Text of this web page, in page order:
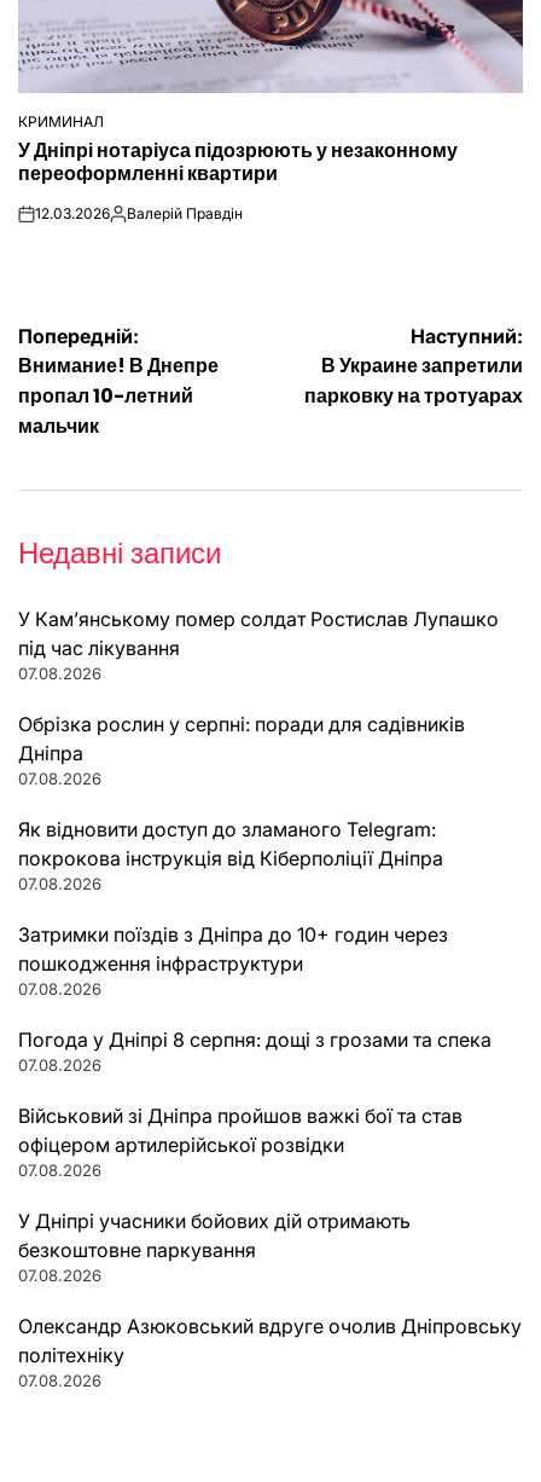
ОПУБЛІКУВАТИ
У
КРИМИНАЛ
У Дніпрі нотаріуса підозрюють у незаконному
переоформленні квартири
on12.03.2026Опубліковано
Валерій Правдін
Навігація
записів
Попередній:
Внимание! В Днепре
пропал 10-летний
мальчик
Наступний:
В Украине запретили
парковку на тротуарах
Недавні записи
У Кам’янському помер солдат Ростислав Лупашко
під час лікування
07.08.2026
Обрізка рослин у серпні: поради для садівників
Дніпра
07.08.2026
Як відновити доступ до зламаного Telegram:
покрокова інструкція від Кіберполіції Дніпра
07.08.2026
Затримки поїздів з Дніпра до 10+ годин через
пошкодження інфраструктури
07.08.2026
Погода у Дніпрі 8 серпня: дощі з грозами та спека
07.08.2026
Військовий зі Дніпра пройшов важкі бої та став
офіцером артилерійської розвідки
07.08.2026
У Дніпрі учасники бойових дій отримають
безкоштовне паркування
07.08.2026
Олександр Азюковський вдруге очолив Дніпровську
політехніку
07.08.2026